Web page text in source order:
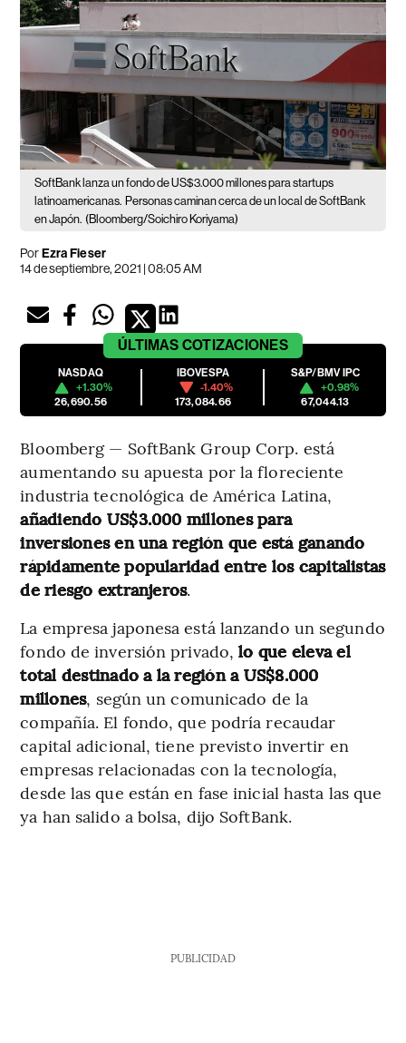
SoftBank lanza un fondo de US$3.000 millones para startups
latinoamericanas. Personas caminan cerca de un local de SoftBank
en Japón. (Bloomberg/Soichiro Koriyama)
PorEzra Fieser
14 de septiembre, 2021 | 08:05 AM
ÚLTIMAS COTIZACIONES
NASDAQ
+1.30%
26,690.56
IBOVESPA
-1.40%
173,084.66
S&P/BMV IPC
+0.98%
67,044.13
Bloomberg — SoftBank Group Corp. está
aumentando su apuesta por la floreciente
industria tecnológica de América Latina,
añadiendo US$3.000 millones para
inversiones en una región que está ganando
rápidamente popularidad entre los capitalistas
de riesgo extranjeros.
La empresa japonesa está lanzando un segundo
fondo de inversión privado,lo que eleva el
total destinado a la región a US$8.000
millones, según un comunicado de la
compañía. El fondo, que podría recaudar
capital adicional, tiene previsto invertir en
empresas relacionadas con la tecnología,
desde las que están en fase inicial hasta las que
ya han salido a bolsa, dijo SoftBank.
PUBLICIDAD